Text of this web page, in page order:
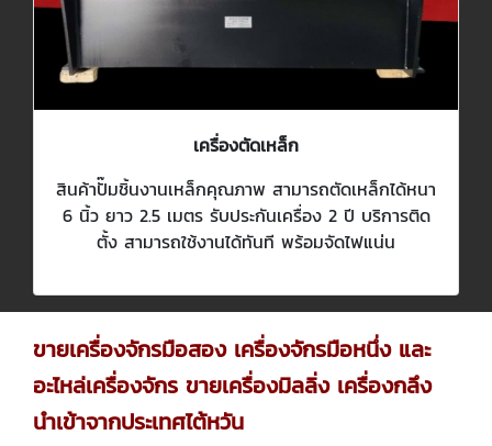
เครื่องตัดเหล็ก
สินค้าปั๊มชิ้นงานเหล็กคุณภาพ สามารถตัดเหล็กได้หนา
6 นิ้ว ยาว 2.5 เมตร รับประกันเครื่อง 2 ปี บริการติด
ตั้ง สามารถใช้งานได้ทันที พร้อมจัดไฟแน่น
ขายเครื่องจักรมือสอง เครื่องจักรมือหนึ่ง และ
อะไหล่เครื่องจักร ขายเครื่องมิลลิ่ง เครื่องกลึง
นำเข้าจากประเทศไต้หวัน